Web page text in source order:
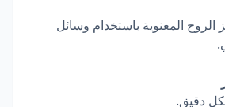
الروح المعنوية باستخدام وسائل
دقيق.